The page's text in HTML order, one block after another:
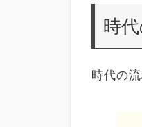
時
時代の